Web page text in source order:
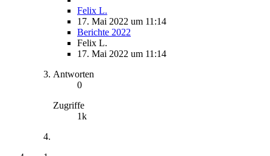
Felix L.
17. Mai 2022 um 11:14
Berichte 2022
Felix L.
17. Mai 2022 um 11:14
Antworten
0
Zugriffe
1k